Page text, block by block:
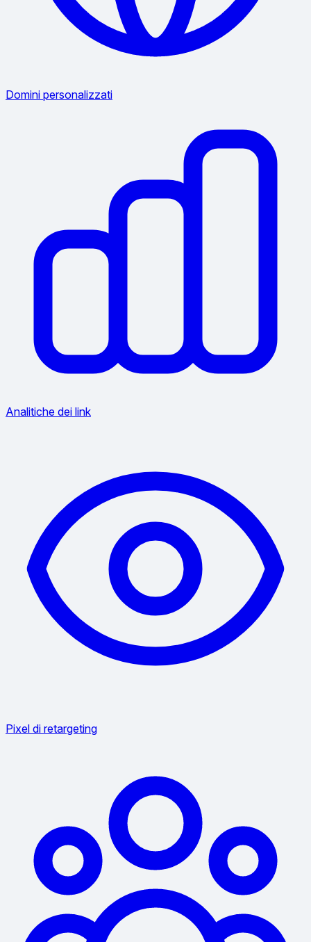
Domini personalizzati
Analitiche dei link
Pixel di retargeting